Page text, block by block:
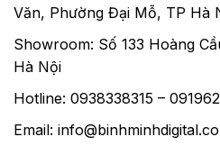
Văn, Phường Đại Mỗ, TP Hà
Showroom: Số 133 Hoàng
Hà Nội
Hotline: 0938338315 –
Email: